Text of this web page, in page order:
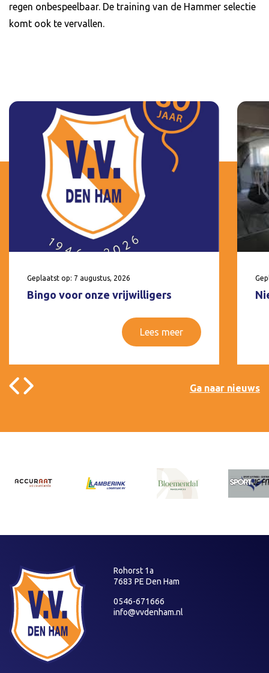
regen onbespeelbaar. De training van de Hammer selectie
komt ook te vervallen.
Geplaatst op: 7 augustus, 2026
Bingo voor onze vrijwilligers
Lees meer
Ga naar nieuws
Rohorst 1a
7683 PE Den Ham
0546-671666
info@vvdenham.nl